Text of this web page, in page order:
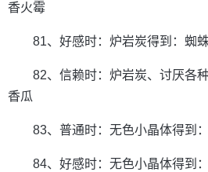
香火霉
81、好感时：炉岩炭得到：蜘
82、信赖时：炉岩炭、讨厌各
香瓜
83、普通时：无色小晶体得到
84、好感时：无色小晶体得到